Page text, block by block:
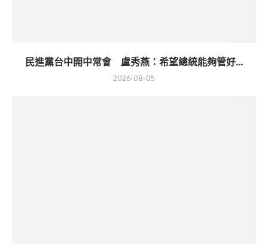
民進黨台中開中常會 盧秀燕：希望總統能夠管好...
2026-08-05